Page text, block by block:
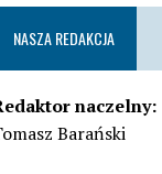
NASZA REDAKCJA
naczelny:
Barański